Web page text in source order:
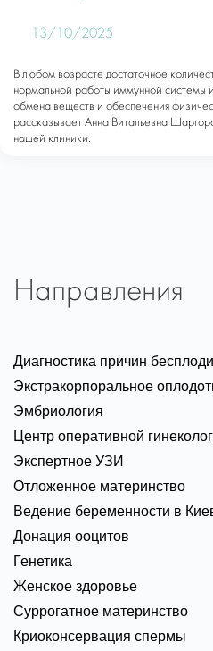
13/10/2025
В любом возрасте достаточное
нормальной работы иммунной системы
обмена веществ и обеспечения
рассказывает Анна Витальевна
нашей клиники.
Направления
Диагностика причин
Экстракорпоральное
Эмбриология
Центр оперативной
Экспертное УЗИ
Отложенное материнство
Ведение беременности в
Донация ооцитов
Генетика
Женское здоровье
Суррогатное материнство
Криоконсервация спермы